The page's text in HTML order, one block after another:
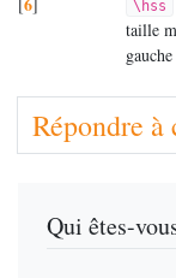
\hss
taille
Répondre
Qui êtes-